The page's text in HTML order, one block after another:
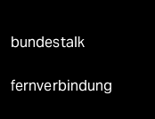
bundestalk
fernverbindung